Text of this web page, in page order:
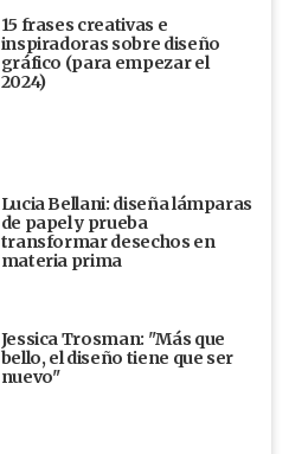
15 frases creativas e
inspiradoras sobre diseño
gráfico (para empezar el
2024)
Lucia Bellani: diseña lámparas
de papel y prueba
transformar desechos en
materia prima
Jessica Trosman: "Más que
bello, el diseño tiene que ser
nuevo"